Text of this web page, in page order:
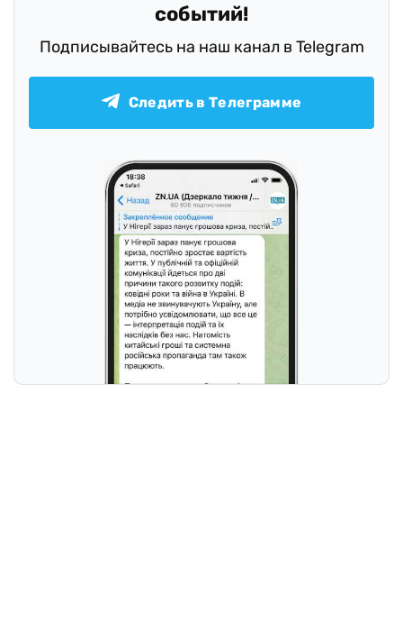
событий!
Подписывайтесь на наш канал в Telegram
Следить в Телеграмме